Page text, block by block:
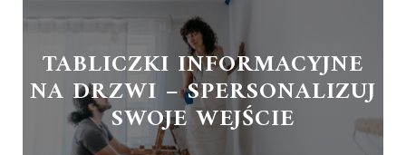
TABLICZKI INFORMACYJNE
NA DRZWI – SPERSONALIZUJ
SWOJE WEJŚCIE